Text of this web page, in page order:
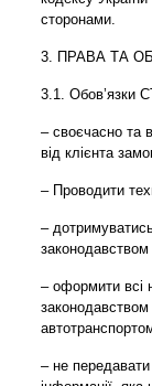
сторонами.
3. ПРАВА ТА
3.1. Обов’язки
– своєчасно та
від клієнта
– Проводити
–
законодавством
– оформити всі
– не